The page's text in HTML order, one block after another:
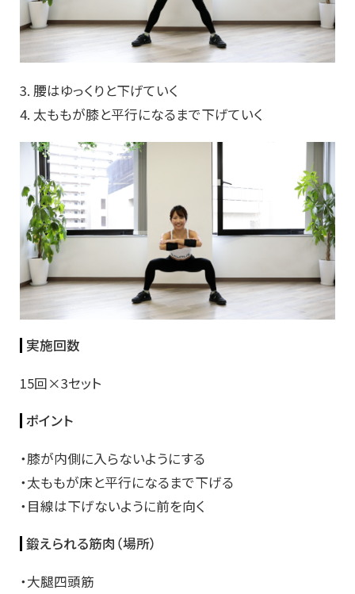
3. 腰はゆっくりと下げていく
4. 太ももが膝と平行になるまで下げていく
実施回数
15回×3セット
ポイント
・膝が内側に入らないようにする
・太ももが床と平行になるまで下げる
・目線は下げないように前を向く
鍛えられる筋肉（場所）
・大腿四頭筋